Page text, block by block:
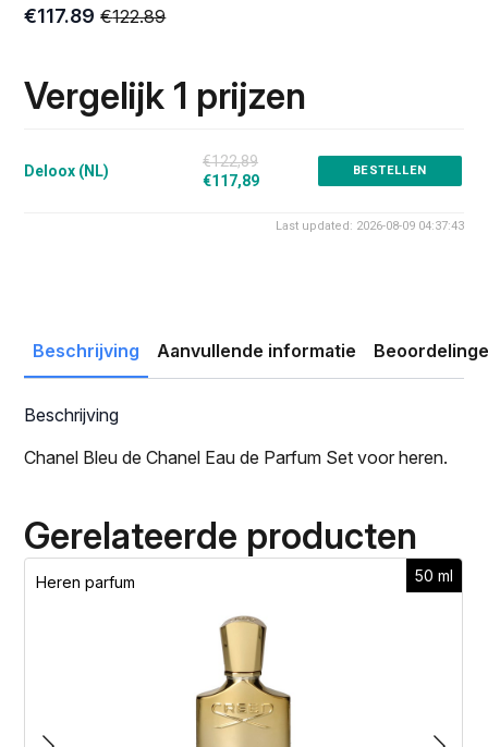
€122.89
Oorspronkelijke
€122.89.
€117.89
Huidige
€117.89.
Vergelijk 1 prijzen
Deloox (NL)
€122,89
€117,89
BESTELLEN
Last updated: 2026-08-09 04:37:43
Beschrijving Aanvullende informatie
Beschrijving
Chanel Bleu de Chanel Eau de Parfum Set voor heren.
Gerelateerde producten
50 ml
Heren parfum